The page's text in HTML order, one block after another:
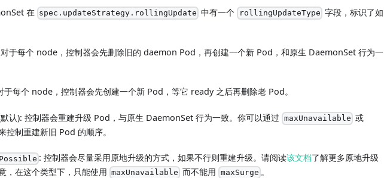
在 spec.updateStrategy.rollingUpdate 中有一个 rollingUpdateType 字段，标识了如
于每个 node，控制器会先删除旧的 daemon Pod，再创建一个新 Pod，和原生 DaemonSet 行为一
于每个 node，控制器会先创建一个新 Pod，等它 ready 之后再删除老 Pod。
认): 控制器会重建升级 Pod，与原生 DaemonSet 行为一致。你可以通过 maxUnavailable 或
控制重建新旧 Pod 的顺序。
: 控制器会尽量采用原地升级的方式，如果不行则重建升级。请阅读该文档了解更多原地升级
，在这个类型下，只能使用 maxUnavailable 而不能用 maxSurge 。